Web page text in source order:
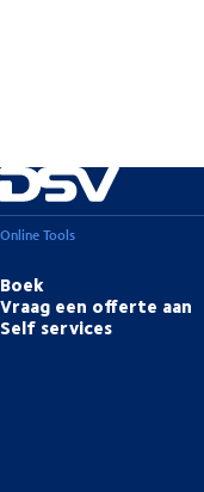
Online Tools
Boek
Vraag een offerte aan
Self services